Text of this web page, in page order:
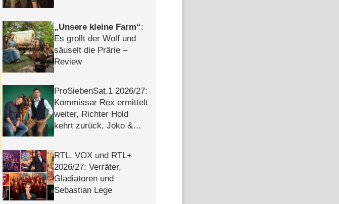
Unsere kleine Farm :
Es grollt der Wolf und
säuselt die Prärie –
Review
ProSiebenSat.1 2026/​27:
Kommissar Rex ermittelt
weiter, Richter Hold
kehrt zurück, Joko &
RTL, VOX und RTL+
2026/​27: Verräter,
Gladiatoren und
Sebastian Lege